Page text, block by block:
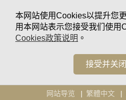
本网站使用Cookies以提升您
用本网站表示您接受我们使用
Cookies政策说明 。
接受并关
网站导览 繁體中文